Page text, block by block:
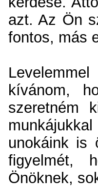
azt. Az Ön
fontos, más
kívánom,
szeretném
unokáink is
figyelmét,
Önöknek,